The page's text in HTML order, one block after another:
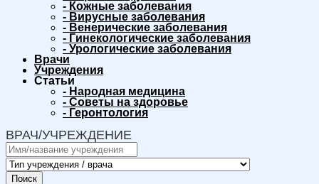
- Кожные заболевания
- Вирусные заболевания
- Венерические заболевания
- Гинекологические заболевания
- Урологические заболевания
Врачи
Учреждения
Статьи
- Народная медицина
- Советы на здоровье
- Геронтология
ВРАЧ/УЧРЕЖДЕНИЕ
Поиск